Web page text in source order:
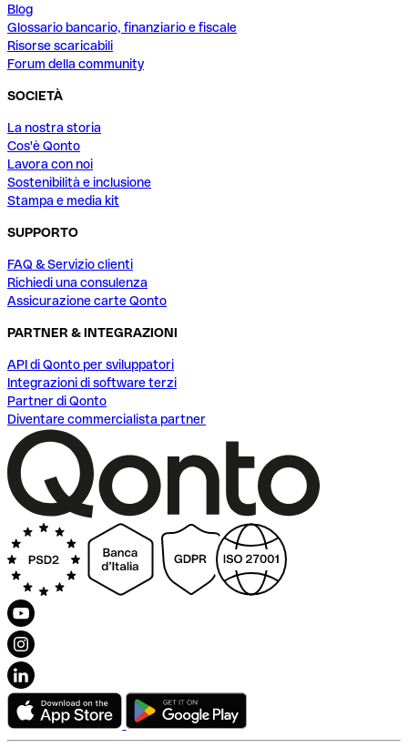
Blog
Glossario bancario, finanziario e fiscale
Risorse scaricabili
Forum della community
SOCIETÀ
La nostra storia
Cos'è Qonto
Lavora con noi
Sostenibilità e inclusione
Stampa e media kit
SUPPORTO
FAQ & Servizio clienti
Richiedi una consulenza
Assicurazione carte Qonto
PARTNER & INTEGRAZIONI
API di Qonto per sviluppatori
Integrazioni di software terzi
Partner di Qonto
Diventare commercialista partner